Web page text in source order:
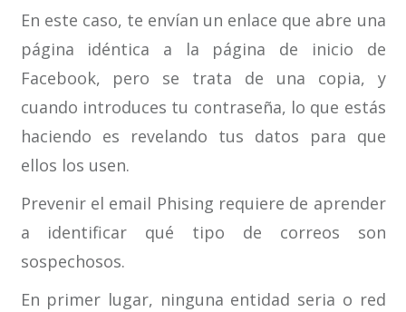
En este caso, te envían un enlace que abre una
página idéntica a la página de inicio de
Facebook, pero se trata de una copia, y
cuando introduces tu contraseña, lo que estás
haciendo es revelando tus datos para que
ellos los usen.
Prevenir el email Phising requiere de aprender
a identificar qué tipo de correos son
sospechosos.
En primer lugar, ninguna entidad seria o red